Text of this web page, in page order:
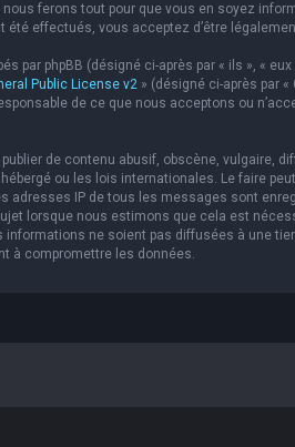
ferons tout pour que vous en soyez
été effectués, vous acceptez d’être
par phpBB (désigné ci-après par « ils », «
Public License v2 » (désigné ci-après par
de ce que nous acceptons ou
de contenu abusif, obscène, vulgaire,
hébergé ou les lois internationales. Le faire
adresses IP de tous les messages sont
lorsque nous estimons que cela est
informations ne soient pas diffusées à une
à compromettre les données.